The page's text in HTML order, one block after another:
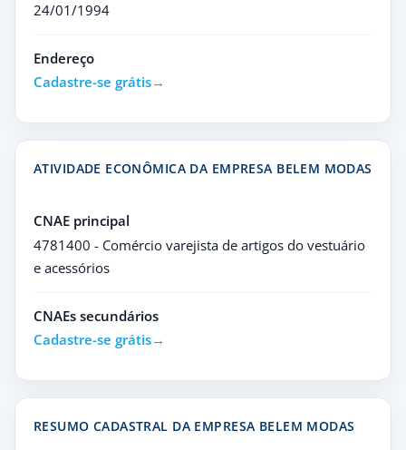
24/01/1994
Endereço
Cadastre-se grátis
ATIVIDADE ECONÔMICA DA EMPRESA BELEM MODAS
CNAE principal
4781400 - Comércio varejista de artigos do vestuário
e acessórios
CNAEs secundários
Cadastre-se grátis
RESUMO CADASTRAL DA EMPRESA BELEM MODAS